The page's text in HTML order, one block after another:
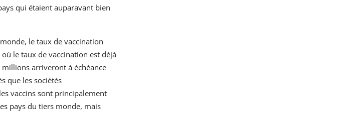
qui étaient auparavant bien
le taux de vaccination
le taux de vaccination est déjà
arriveront à échéance
que les sociétés
vaccins sont principalement
pays du tiers monde, mais